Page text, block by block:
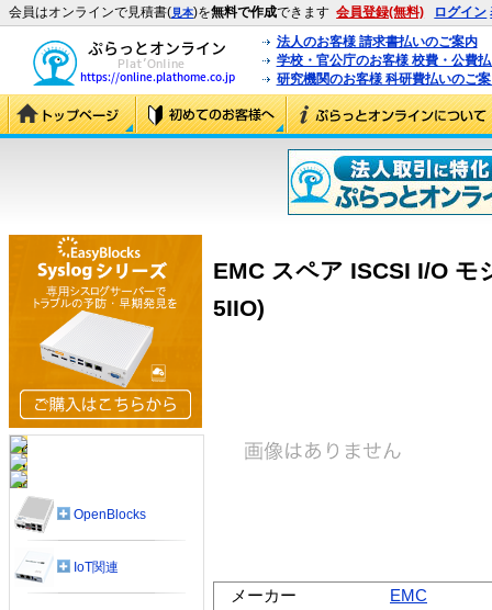
会員はオンラインで見積書(見本)を無料で作成できます 会員登録(無料) ログイン
法人のお客様 請求書払いのご案内
学校・官公庁のお客様 校費・公費
研究機関のお客様 科研費払いのご
EMC スペア ISCSI I/O モ
5IIO)
メーカー
EMC
OpenBlocks
IoT関連